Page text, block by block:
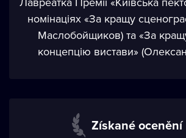
номінаціях «За кращу
Маслобойщиков) та «За
концепцію вистави»
Získané ocenění